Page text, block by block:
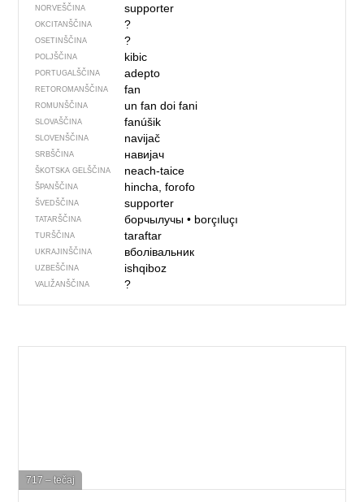
NORVEŠČINA supporter
OKCITANŠČINA ?
OSETINŠČINA ?
POLJŠČINA kibic
PORTUGALŠČINA adepto
RETOROMANŠČINA fan
ROMUNŠČINA un fandoi fani
SLOVAŠČINA fanúšik
SLOVENŠČINA navijač
SRBŠČINA навијач
ŠKOTSKA GELŠČINA neach-taice
ŠPANŠČINA hincha, forofo
ŠVEDŠČINA supporter
TATARŠČINA борчылучы• borçıluçı
TURŠČINA taraftar
UKRAJINŠČINA вболівальник
UZBEŠČINA ishqiboz
VALIŽANŠČINA ?
717 – tečaj